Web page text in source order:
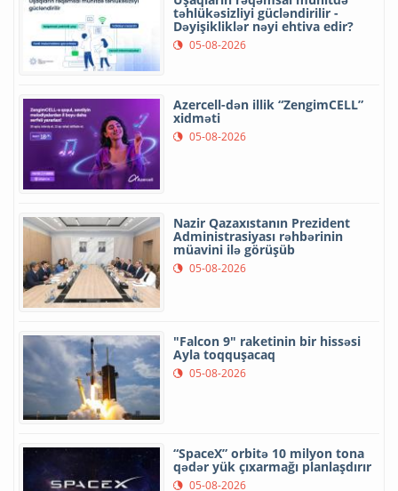
təhlükəsizliyi gücləndirilir -
Dəyişikliklər nəyi ehtiva edir?
05-08-2026
Azercell-dən illik “ZengimCELL”
xidməti
05-08-2026
Nazir Qazaxıstanın Prezident
Administrasiyası rəhbərinin
müavini ilə görüşüb
05-08-2026
"Falcon 9" raketinin bir hissəsi
Ayla toqquşacaq
05-08-2026
“SpaceX” orbitə 10 milyon tona
qədər yük çıxarmağı planlaşdırır
05-08-2026